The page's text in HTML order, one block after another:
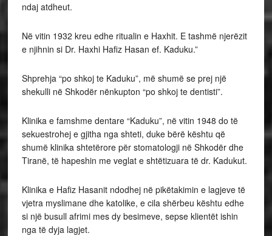
ndaj atdheut.
Në vitin 1932 kreu edhe ritualin e Haxhit. E tashmë njerëzit
e njihnin si Dr. Haxhi Hafiz Hasan ef. Kaduku.”
Shprehja “po shkoj te Kaduku”, më shumë se prej një
shekulli në Shkodër nënkupton “po shkoj te dentisti”.
Klinika e famshme dentare “Kaduku”, në vitin 1948 do të
sekuestrohej e gjitha nga shteti, duke bërë kështu që
shumë klinika shtetërore për stomatologji në Shkodër dhe
Tiranë, të hapeshin me veglat e shtëtizuara të dr. Kadukut.
Klinika e Hafiz Hasanit ndodhej në pikëtakimin e lagjeve të
vjetra myslimane dhe katolike, e cila shërbeu kështu edhe
si një busull afrimi mes dy besimeve, sepse klientët ishin
nga të dyja lagjet.